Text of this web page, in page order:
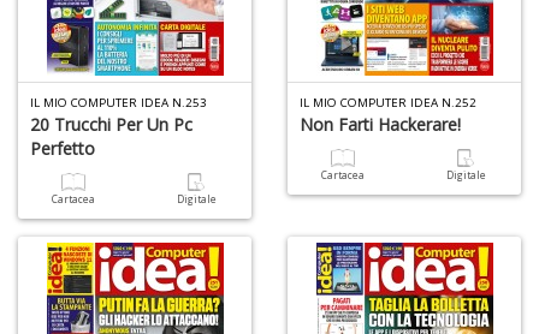
IL MIO COMPUTER IDEA N.253
20 Trucchi Per Un Pc
Perfetto
Cartacea Digitale
IL MIO COMPUTER IDEA N.252
Non Farti Hackerare!
Cartacea Digitale